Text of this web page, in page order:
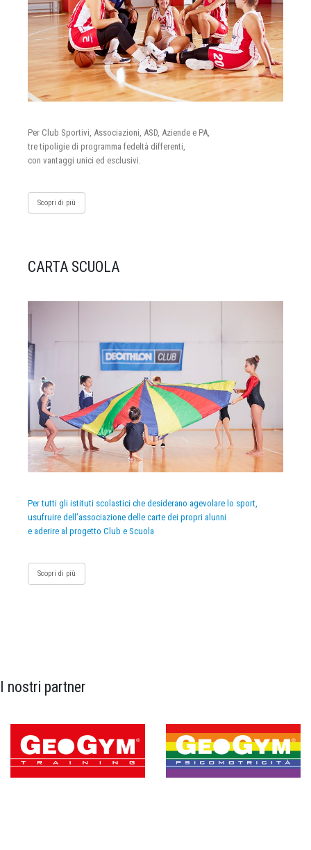
Per Club Sportivi, Associazioni, ASD, Aziende e PA,
tre tipoligie di programma fedeltà differenti,
con vantaggi unici ed esclusivi.
Scopri di più
CARTA SCUOLA
Per tutti gli istituti scolastici che desiderano agevolare lo sport,
usufruire dell’associazione delle carte dei propri alunni
e aderire al progetto Club e Scuola
Scopri di più
I nostri partner